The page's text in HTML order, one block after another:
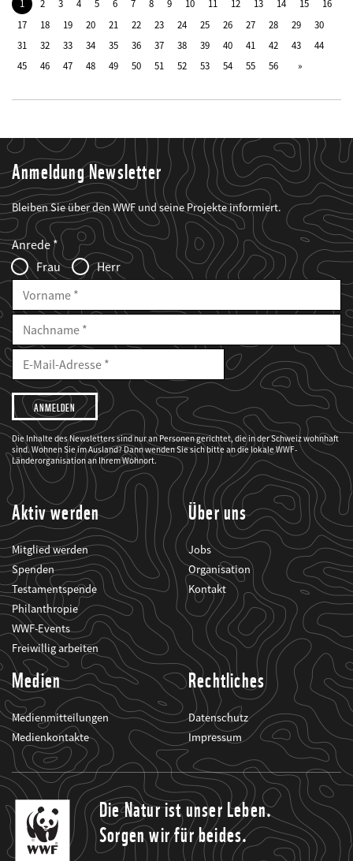
1 2 3 4 5 6 7 8 9 10 11 12 13 14 15
16
17
18 19 20 21 22 23 24 25 26 27 28 29
30
31
32 33 34 35 36 37 38 39 40 41 42 43
44
45
46 47 48 49 50 51 52 53 54 55 56
Anmeldung Newsletter
Bleiben Sie über den WWF und seine Projekte informiert.
Web2Case
Infofelder
Fieldset
anrede_name
Anrede
Frau
Herr
Vorname
Nachname
E-
Mailadresse
E-
Adresse
Ich
möchte,
dass
der
WWF
mich
über
seine
Projekte
informiert.
Die Inhalte des Newsletters sind nur an Personen gerichtet, die in der Schweiz wohnhaft
sind. Wohnen Sie im Ausland? Dann wenden Sie sich bitte an die lokale WWF-
Länderorganisation an Ihrem Wohnort.
Aktiv werden
Mitglied werden
Spenden
Testamentspende
Philanthropie
WWF-Events
Freiwillig arbeiten
Über uns
Jobs
Organisation
Kontakt
Medien
Medienmitteilungen
Medienkontakte
Rechtliches
Datenschutz
Impressum
Die Natur ist unser Leben.
Sorgen wir für beides.